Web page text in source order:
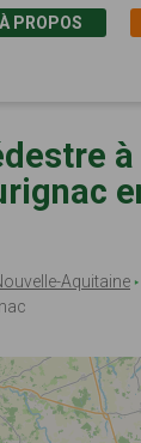
À PROPOS
à
Aquitaine